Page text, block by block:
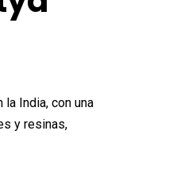
India, con una
y resinas,